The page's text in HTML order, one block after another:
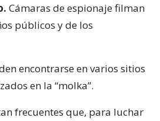
Cámaras de espionaje filman
públicos y de los
encontrarse en varios sitios
en la “molka”.
frecuentes que, para luchar